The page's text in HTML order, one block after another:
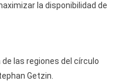
la disponibilidad de
de las regiones del círculo
Getzin.